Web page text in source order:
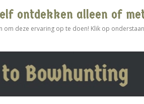
ontdekken alleen of
om deze ervaring op te doen! Klik op